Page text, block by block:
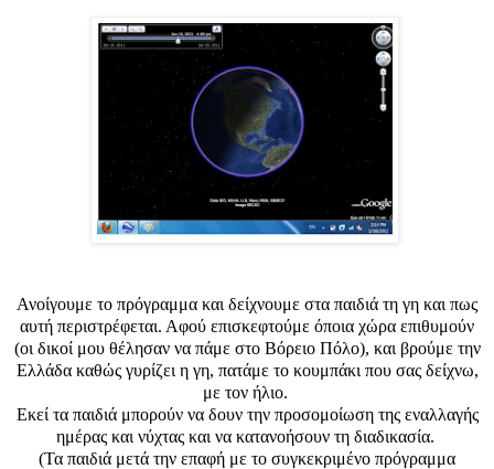
Ανοίγουμε το πρόγραμμα και δείχνουμε στα παιδιά τη γη και πως
αυτή περιστρέφεται. Αφού επισκεφτούμε όποια χώρα επιθυμούν
(οι δικοί μου θέλησαν να πάμε στο Βόρειο Πόλο), και βρούμε την
Ελλάδα καθώς γυρίζει η γη, πατάμε το κουμπάκι που σας δείχνω,
με τον ήλιο.
Εκεί τα παιδιά μπορούν να δουν την προσομοίωση της εναλλαγής
ημέρας και νύχτας και να κατανοήσουν τη διαδικασία.
(Τα παιδιά μετά την επαφή με το συγκεκριμένο πρόγραμμα